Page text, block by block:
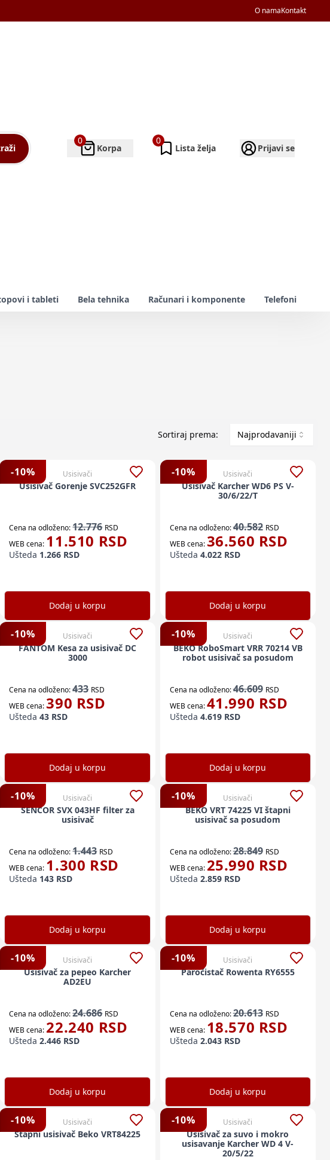
O namaKontakt
0
Korpa
0
Lista želja Prijavi se
i tableti Bela tehnika Računari i komponente Telefoni
Sortiraj prema: Najprodavaniji
-10% Usisivači
Usisivač Gorenje SVC252GFR
Cena na odloženo:12.776 RSD
WEB cena: 11.510 RSD
Ušteda 1.266 RSD
Dodaj u korpu
-10% Usisivači
Usisivač Karcher WD6 PS V-
30/6/22/T
Cena na odloženo:40.582 RSD
WEB cena:36.560 RSD
Ušteda 4.022RSD
Dodaj u korpu
-10% Usisivači
FANTOM Kesa za usisivač DC
3000
Cena na odloženo:433 RSD
WEB cena:390 RSD
Ušteda 43 RSD
Dodaj u korpu
-10% Usisivači
BEKO RoboSmart VRR 70214 VB
robot usisivač sa posudom
Cena na odloženo:46.609 RSD
WEB cena:41.990 RSD
Ušteda 4.619RSD
Dodaj u korpu
-10% Usisivači
SENCOR SVX 043HF filter za
usisivač
Cena na odloženo:1.443 RSD
WEB cena: 1.300 RSD
Ušteda 143 RSD
Dodaj u korpu
-10% Usisivači
BEKO VRT 74225 VI štapni
usisivač sa posudom
Cena na odloženo:28.849 RSD
WEB cena: 25.990 RSD
Ušteda 2.859RSD
Dodaj u korpu
-10% Usisivači
Usisivač za pepeo Karcher
AD2EU
Cena na odloženo:24.686 RSD
WEB cena: 22.240 RSD
Ušteda 2.446 RSD
Dodaj u korpu
-10% Usisivači
Paročistač Rowenta RY6555
Cena na odloženo:20.613 RSD
WEB cena: 18.570 RSD
Ušteda 2.043RSD
Dodaj u korpu
-10% Usisivači
Štapni usisivač Beko VRT84225
-10% Usisivači
Usisivač za suvo i mokro
usisavanje Karcher WD 4 V-
20/5/22